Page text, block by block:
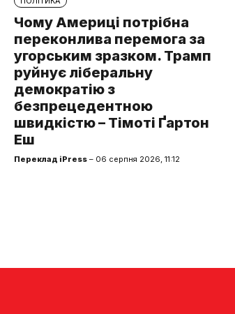
Чому Америці потрібна
переконлива перемога за
угорським зразком. Трамп
руйнує ліберальну
демократію з
безпрецедентною
швидкістю – Тімоті Ґартон
Еш
Переклад iPress – 06 серпня 2026, 11:12